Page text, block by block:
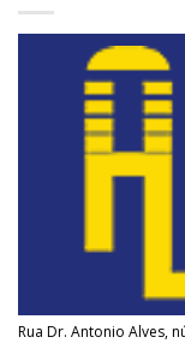
Rua Dr. Antonio Alves,